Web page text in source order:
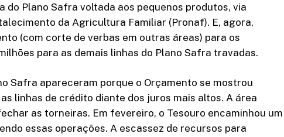
do Plano Safra voltada aos pequenos produtos, via
da Agricultura Familiar (Pronaf). E, agora,
(com corte de verbas em outras áreas) para os
para as demais linhas do Plano Safra travadas.
Safra apareceram porque o Orçamento se mostrou
linhas de crédito diante dos juros mais altos. A área
as torneiras. Em fevereiro, o Tesouro encaminhou um
essas operações. A escassez de recursos para